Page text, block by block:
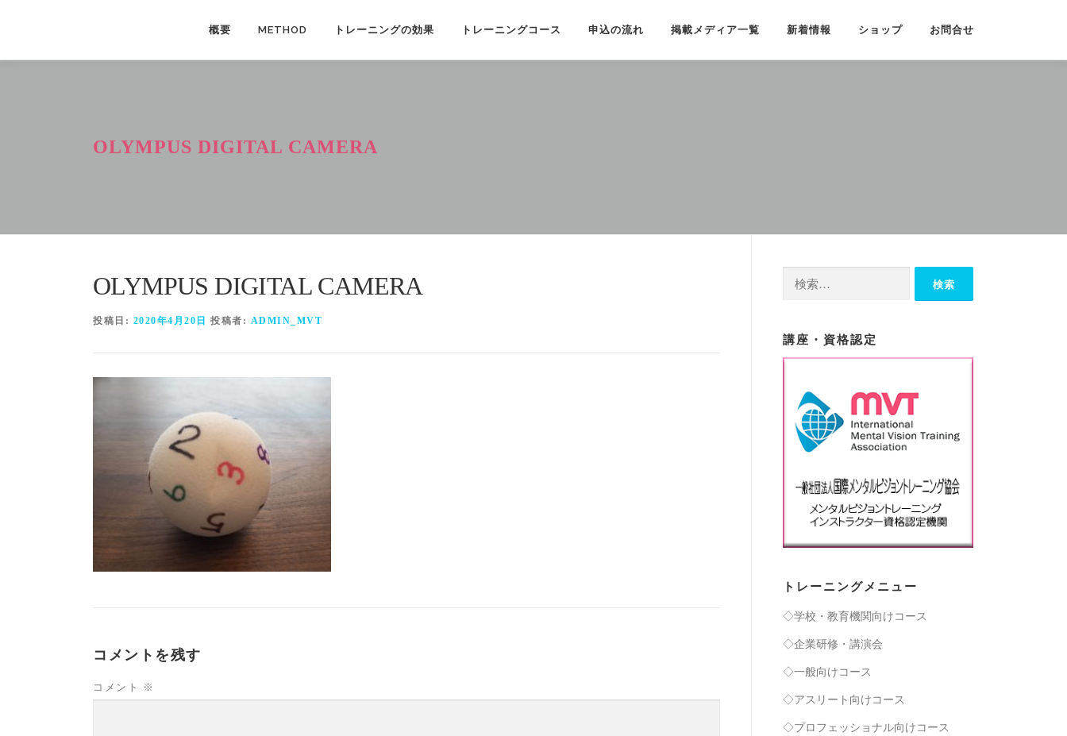
概要 METHOD トレーニングの効果 トレーニングコース 申込の流れ 掲載メディア一覧 新着情報 ショップ お問合せ
OLYMPUS DIGITAL CAMERA
OLYMPUS DIGITAL CAMERA
投稿日: 2020年4月20日 投稿者: ADMIN_MVT
コメントを残す
コメント ※
講座・資格認定
トレーニングメニュー
◇学校・教育機関向けコース
◇企業研修・講演会
◇一般向けコース
◇アスリート向けコース
◇プロフェッショナル向けコース